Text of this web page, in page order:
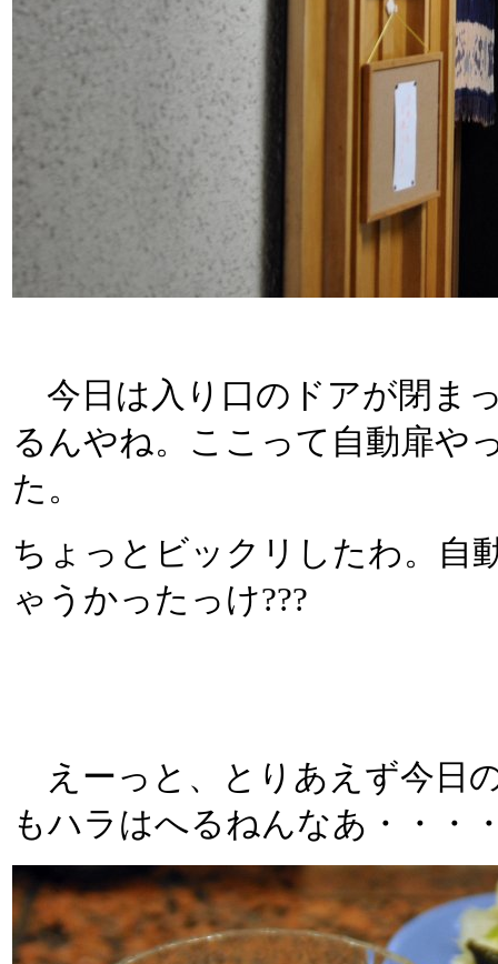
今日は入り口のドアが閉ま
るんやね。ここって自動扉や
た。
ちょっとビックリしたわ。自
ゃうかったっけ???
えーっと、とりあえず今日
もハラはへるねんなあ・・・